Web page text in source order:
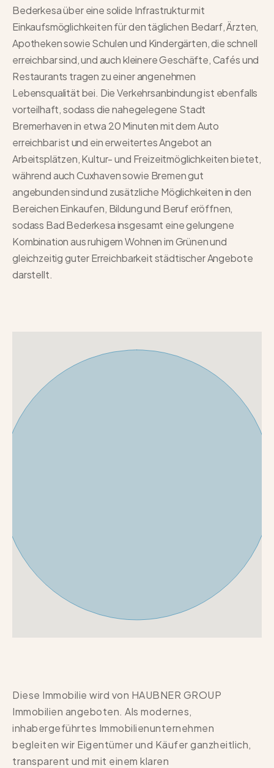
Bederkesa über eine solide Infrastruktur mit
Einkaufsmöglichkeiten für den täglichen Bedarf, Ärzten,
Apotheken sowie Schulen und Kindergärten, die schnell
erreichbar sind, und auch kleinere Geschäfte, Cafés und
Restaurants tragen zu einer angenehmen
Lebensqualität bei. Die Verkehrsanbindung ist ebenfalls
vorteilhaft, sodass die nahegelegene Stadt
Bremerhaven in etwa 20 Minuten mit dem Auto
erreichbar ist und ein erweitertes Angebot an
Arbeitsplätzen, Kultur- und Freizeitmöglichkeiten bietet,
während auch Cuxhaven sowie Bremen gut
angebunden sind und zusätzliche Möglichkeiten in den
Bereichen Einkaufen, Bildung und Beruf eröffnen,
sodass Bad Bederkesa insgesamt eine gelungene
Kombination aus ruhigem Wohnen im Grünen und
gleichzeitig guter Erreichbarkeit städtischer Angebote
darstellt.
Diese Immobilie wird von HAUBNER GROUP
Immobilien angeboten. Als modernes,
inhabergeführtes Immobilienunternehmen
begleiten wir Eigentümer und Käufer ganzheitlich,
transparent und mit einem klaren